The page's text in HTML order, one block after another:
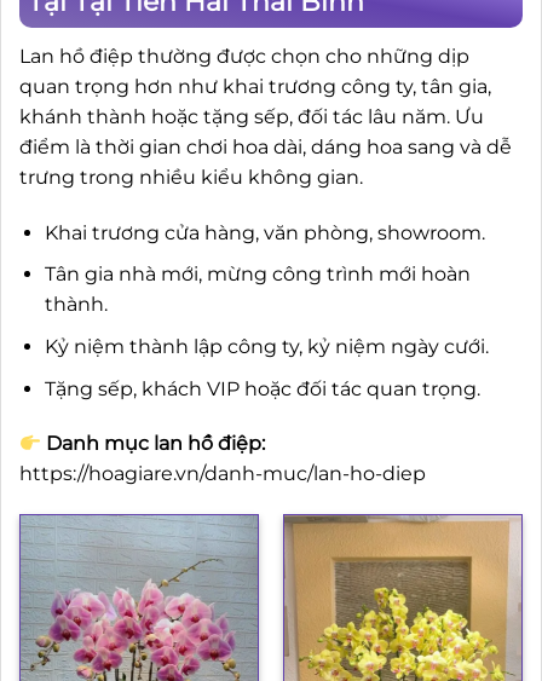
Lan hồ điệp thường được chọn cho những dịp
quan trọng hơn như khai trương công ty, tân gia,
khánh thành hoặc tặng sếp, đối tác lâu năm. Ưu
điểm là thời gian chơi hoa dài, dáng hoa sang và dễ
trưng trong nhiều kiểu không gian.
Khai trương cửa hàng, văn phòng, showroom.
Tân gia nhà mới, mừng công trình mới hoàn
thành.
Kỷ niệm thành lập công ty, kỷ niệm ngày cưới.
Tặng sếp, khách VIP hoặc đối tác quan trọng.
Danh mục lan hồ điệp:
https://hoagiare.vn/danh-muc/lan-ho-diep